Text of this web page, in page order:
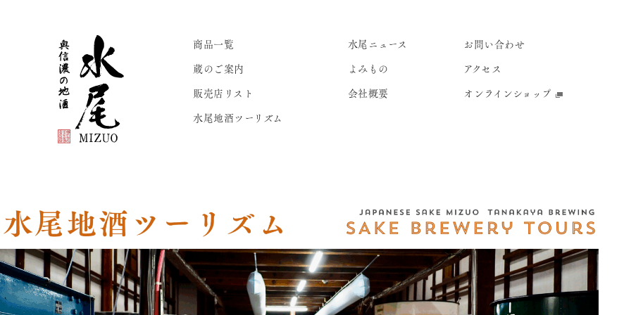
商品一覧
蔵のご案内
販売店リスト
水尾地酒ツーリズム
水尾ニュース
よみもの
会社概要
お問い合わせ
アクセス
オンラインショップ